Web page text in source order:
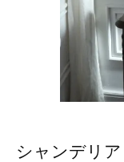
シャンデリア